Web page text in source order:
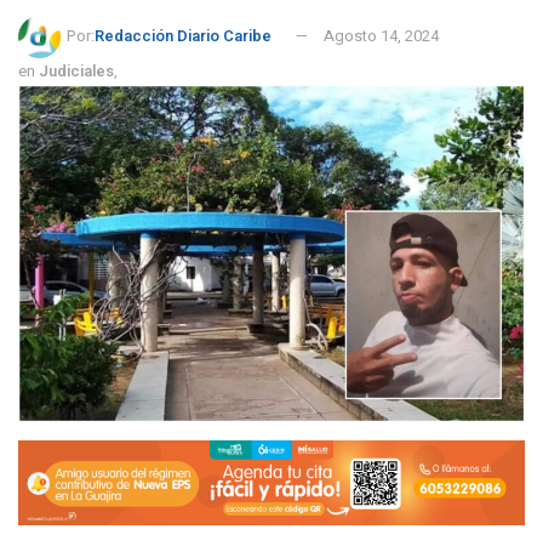
Por:Redacción Diario Caribe
Agosto 14, 2024
en Judiciales,